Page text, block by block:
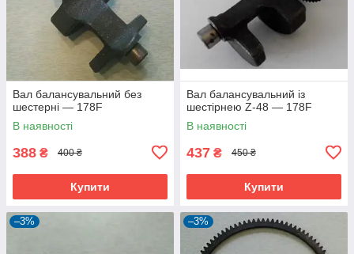
Вал балансувальний без
шестерні — 178F
В наявності
388 ₴ 400 ₴
Купити
Вал балансувальний із
шестірнею Z-48 — 178F
В наявності
437 ₴ 450 ₴
Купити
–3% –3%